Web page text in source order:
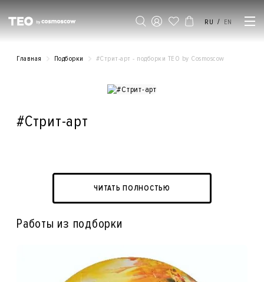
RU / EN
Главная Подборки #Стрит-арт - подборки ТЕO by Cosmoscow
#Стрит-арт
ЧИТАТЬ ПОЛНОСТЬЮ
Работы из подборки